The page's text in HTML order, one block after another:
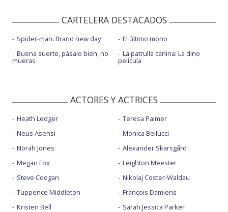
CARTELERA DESTACADOS
Spider-man: Brand new day
Buena suerte, pásalo bien, no
mueras
El último mono
La patrulla canina: La dino
película
ACTORES Y ACTRICES
Heath Ledger
Neus Asensi
Norah Jones
Megan Fox
Steve Coogan
Tuppence Middleton
Kristen Bell
Teresa Palmer
Monica Bellucci
Alexander Skarsgård
Leighton Meester
Nikolaj Coster-Waldau
François Damiens
Sarah Jessica Parker